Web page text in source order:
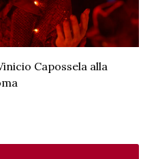
Capossela alla